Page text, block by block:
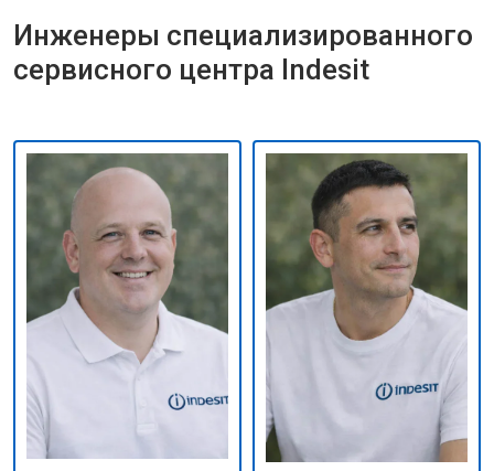
Инженеры специализированного
сервисного центра Indesit